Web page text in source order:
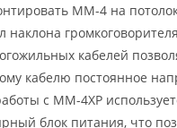
МM-4 на
наклона
кабелей
кабелю постоянное
с ММ-4ХР
блок питания, что